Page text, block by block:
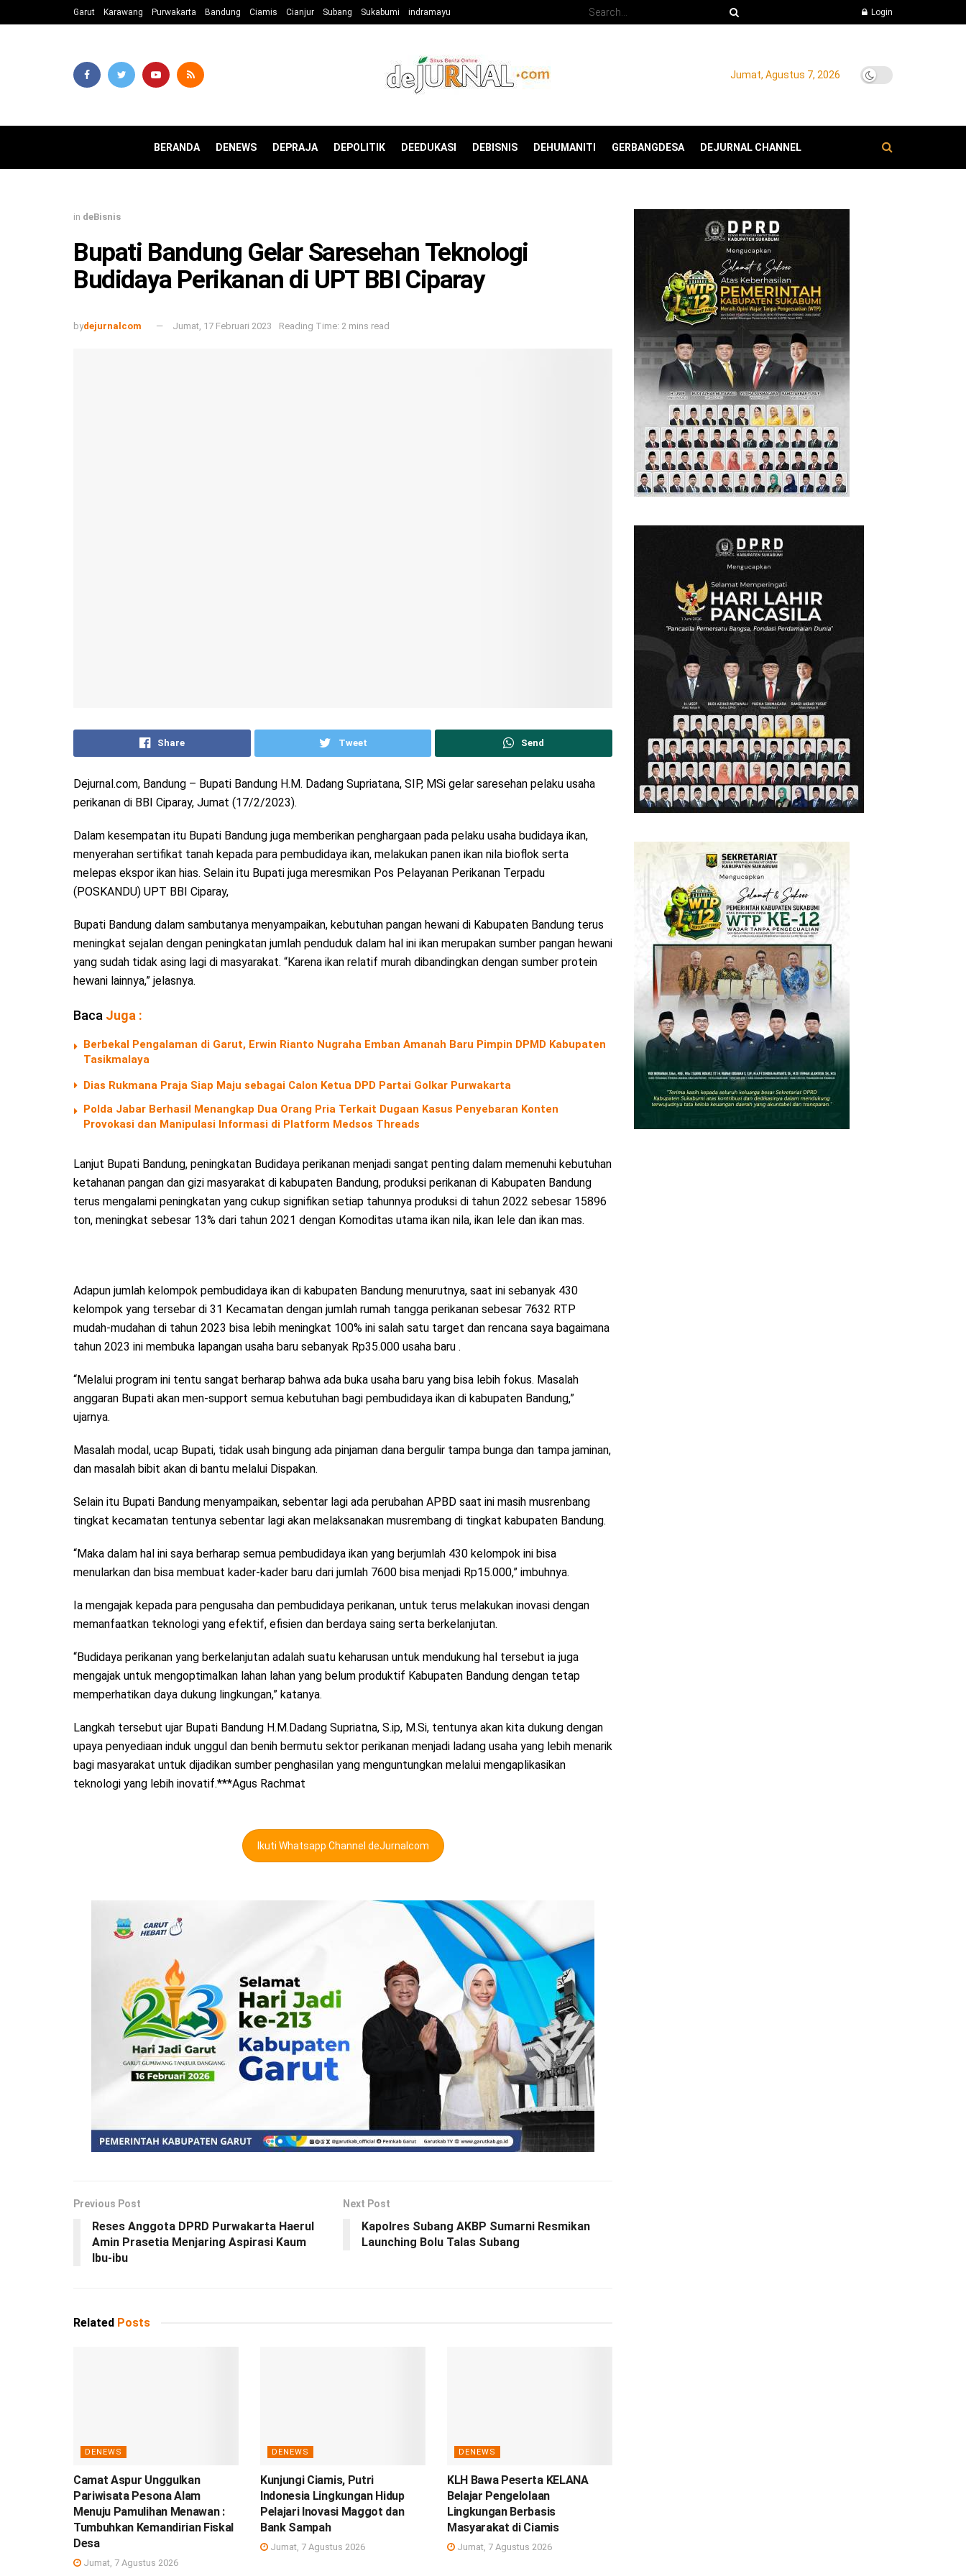
Garut Karawang Purwakarta Bandung Ciamis Cianjur Subang Sukabumi indramayu Login
Jumat, Agustus 7, 2026
BERANDA DENEWS DEPRAJA DEPOLITIK DEEDUKASI DEBISNIS DEHUMANITI GERBANGDESA DEJURNAL CHANNEL
in deBisnis
Bupati Bandung Gelar Saresehan Teknologi
Budidaya Perikanan di UPT BBI Ciparay
bydejurnalcom Jumat, 17 Februari 2023 Reading Time: 2 mins read
Share Tweet Send
Dejurnal.com, Bandung – Bupati Bandung H.M. Dadang Supriatana, SIP, MSi gelar saresehan pelaku usaha
perikanan di BBI Ciparay, Jumat (17/2/2023).
Dalam kesempatan itu Bupati Bandung juga memberikan penghargaan pada pelaku usaha budidaya ikan,
menyerahan sertifikat tanah kepada para pembudidaya ikan, melakukan panen ikan nila bioflok serta
melepas ekspor ikan hias. Selain itu Bupati juga meresmikan Pos Pelayanan Perikanan Terpadu
(POSKANDU) UPT BBI Ciparay,
Bupati Bandung dalam sambutanya menyampaikan, kebutuhan pangan hewani di Kabupaten Bandung terus
meningkat sejalan dengan peningkatan jumlah penduduk dalam hal ini ikan merupakan sumber pangan hewani
yang sudah tidak asing lagi di masyarakat. “Karena ikan relatif murah dibandingkan dengan sumber protein
hewani lainnya,” jelasnya.
Baca Juga :
Berbekal Pengalaman di Garut, Erwin Rianto Nugraha Emban Amanah Baru Pimpin DPMD Kabupaten
Tasikmalaya
Dias Rukmana Praja Siap Maju sebagai Calon Ketua DPD Partai Golkar Purwakarta
Polda Jabar Berhasil Menangkap Dua Orang Pria Terkait Dugaan Kasus Penyebaran Konten
Provokasi dan Manipulasi Informasi di Platform Medsos Threads
Lanjut Bupati Bandung, peningkatan Budidaya perikanan menjadi sangat penting dalam memenuhi kebutuhan
ketahanan pangan dan gizi masyarakat di kabupaten Bandung, produksi perikanan di Kabupaten Bandung
terus mengalami peningkatan yang cukup signifikan setiap tahunnya produksi di tahun 2022 sebesar 15896
ton, meningkat sebesar 13% dari tahun 2021 dengan Komoditas utama ikan nila, ikan lele dan ikan mas.
Adapun jumlah kelompok pembudidaya ikan di kabupaten Bandung menurutnya, saat ini sebanyak 430
kelompok yang tersebar di 31 Kecamatan dengan jumlah rumah tangga perikanan sebesar 7632 RTP
mudah-mudahan di tahun 2023 bisa lebih meningkat 100% ini salah satu target dan rencana saya bagaimana
tahun 2023 ini membuka lapangan usaha baru sebanyak Rp35.000 usaha baru .
“Melalui program ini tentu sangat berharap bahwa ada buka usaha baru yang bisa lebih fokus. Masalah
anggaran Bupati akan men-support semua kebutuhan bagi pembudidaya ikan di kabupaten Bandung,”
ujarnya.
Masalah modal, ucap Bupati, tidak usah bingung ada pinjaman dana bergulir tampa bunga dan tampa jaminan,
dan masalah bibit akan di bantu melalui Dispakan.
Selain itu Bupati Bandung menyampaikan, sebentar lagi ada perubahan APBD saat ini masih musrenbang
tingkat kecamatan tentunya sebentar lagi akan melaksanakan musrembang di tingkat kabupaten Bandung.
“Maka dalam hal ini saya berharap semua pembudidaya ikan yang berjumlah 430 kelompok ini bisa
menularkan dan bisa membuat kader-kader baru dari jumlah 7600 bisa menjadi Rp15.000,” imbuhnya.
Ia mengajak kepada para pengusaha dan pembudidaya perikanan, untuk terus melakukan inovasi dengan
memanfaatkan teknologi yang efektif, efisien dan berdaya saing serta berkelanjutan.
“Budidaya perikanan yang berkelanjutan adalah suatu keharusan untuk mendukung hal tersebut ia juga
mengajak untuk mengoptimalkan lahan lahan yang belum produktif Kabupaten Bandung dengan tetap
memperhatikan daya dukung lingkungan,” katanya.
Langkah tersebut ujar Bupati Bandung H.M.Dadang Supriatna, S.ip, M.Si, tentunya akan kita dukung dengan
upaya penyediaan induk unggul dan benih bermutu sektor perikanan menjadi ladang usaha yang lebih menarik
bagi masyarakat untuk dijadikan sumber penghasilan yang menguntungkan melalui mengaplikasikan
teknologi yang lebih inovatif.***Agus Rachmat
Ikuti Whatsapp Channel deJurnalcom
Previous Post
Reses Anggota DPRD Purwakarta Haerul
Amin Prasetia Menjaring Aspirasi Kaum
Ibu-ibu
Next Post
Kapolres Subang AKBP Sumarni Resmikan
Launching Bolu Talas Subang
Related Posts
DENEWS
Camat Aspur Unggulkan
Pariwisata Pesona Alam
Menuju Pamulihan Menawan :
Tumbuhkan Kemandirian Fiskal
Desa
Jumat, 7 Agustus 2026
DENEWS
Kunjungi Ciamis, Putri
Indonesia Lingkungan Hidup
Pelajari Inovasi Maggot dan
Bank Sampah
Jumat, 7 Agustus 2026
DENEWS
KLH Bawa Peserta KELANA
Belajar Pengelolaan
Lingkungan Berbasis
Masyarakat di Ciamis
Jumat, 7 Agustus 2026